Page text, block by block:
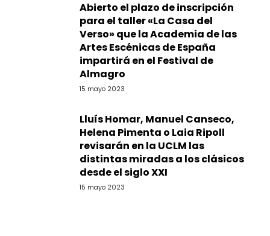
Abierto el plazo de inscripción
para el taller «La Casa del
Verso» que la Academia de las
Artes Escénicas de España
impartirá en el Festival de
Almagro
15 mayo 2023
Lluís Homar, Manuel Canseco,
Helena Pimenta o Laia Ripoll
revisarán en la UCLM las
distintas miradas a los clásicos
desde el siglo XXI
15 mayo 2023